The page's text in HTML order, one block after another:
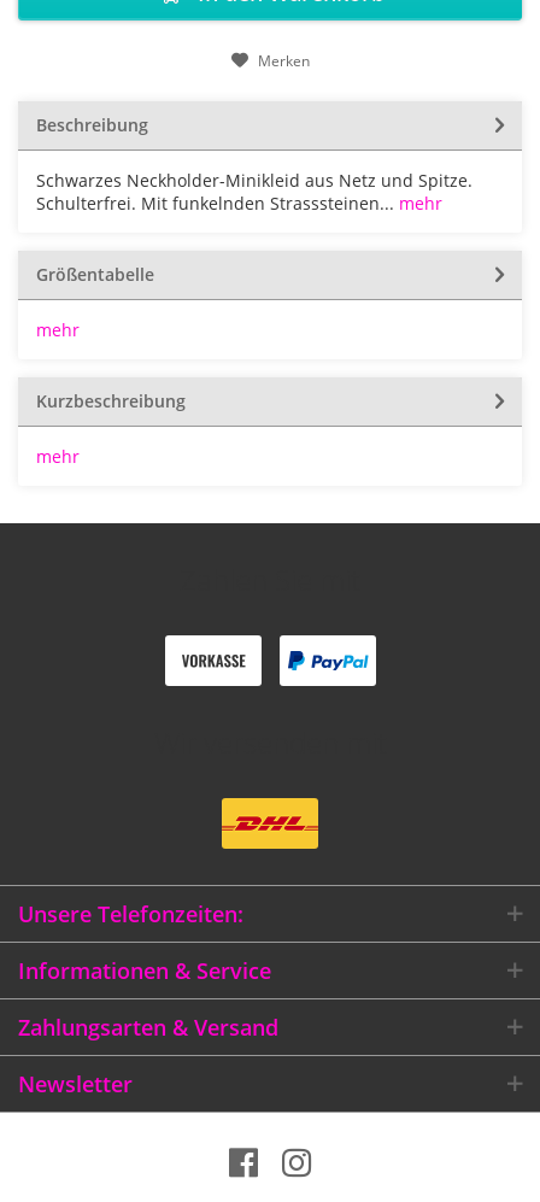
Merken
Beschreibung
Schwarzes Neckholder-Minikleid aus Netz und Spitze.
Schulterfrei. Mit funkelnden Strasssteinen... mehr
Größentabelle
mehr
Kurzbeschreibung
mehr
Unsere Telefonzeiten:
Informationen & Service
Zahlungsarten & Versand
Newsletter